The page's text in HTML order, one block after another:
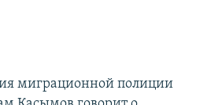
миграционной полиции